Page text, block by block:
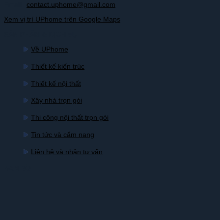
contact.uphome@gmail.com
Xem vị trí UPhome trên Google Maps
Về UPhome
Thiết kế kiến trúc
Thiết kế nội thất
Xây nhà trọn gói
Thi công nội thất trọn gói
Tin tức và cẩm nang
Liên hệ và nhận tư vấn